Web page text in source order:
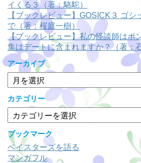
イくる３（著：駱駝）
【ブックレビュー】GOSICK３ ゴ
で（著：桜庭一樹）
【ブックレビュー】私の怪談師はポ
集はデートに含まれますか？（著：
アーカイブ
ア
ー
カ
イ
ブ
カテゴリー
テ
ゴ
リ
ー
ブックマーク
ベイスターズを語る
マンガフル